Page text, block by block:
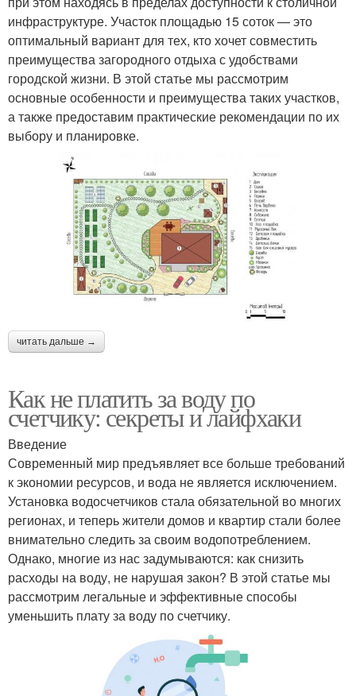
инфраструктуре. Участок площадью 15 соток — это
оптимальный вариант для тех, кто хочет совместить
преимущества загородного отдыха с удобствами
городской жизни. В этой статье мы рассмотрим
основные особенности и преимущества таких участков,
а также предоставим практические рекомендации по их
выбору и планировке.
читать дальше →
Как не платить за воду по
счетчику: секреты и лайфхаки
Введение
Современный мир предъявляет все больше требований
к экономии ресурсов, и вода не является исключением.
Установка водосчетчиков стала обязательной во многих
регионах, и теперь жители домов и квартир стали более
внимательно следить за своим водопотреблением.
Однако, многие из нас задумываются: как снизить
расходы на воду, не нарушая закон? В этой статье мы
рассмотрим легальные и эффективные способы
уменьшить плату за воду по счетчику.